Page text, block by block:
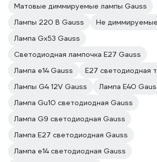
Матовые диммируемые лампы Gauss
Лампы 220 В Gauss
Не
Лампа Gx53 Gauss
Светодиодная лампочка E27 Gauss
Лампа е14 Gauss
E27 светодиодная
Лампы G4 12V Gauss
Лампа E40
Лампа Gu10 светодиодная Gauss
Лампа G9 светодиодная Gauss
Лампа E27 светодиодная Gauss
Лампа е14 светодиодная Gauss